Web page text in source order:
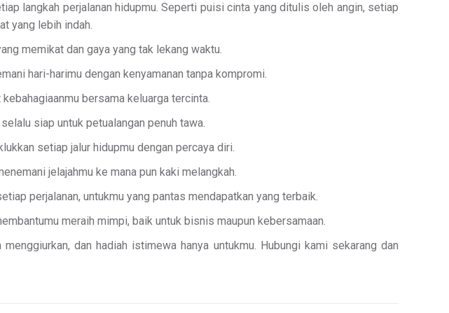
langkah perjalanan hidupmu. Seperti puisi cinta yang ditulis oleh angin, setiap
yang lebih indah.
memikat dan gaya yang tak lekang waktu.
hari-harimu dengan kenyamanan tanpa kompromi.
bersama keluarga tercinta.
siap untuk petualangan penuh tawa.
setiap jalur hidupmu dengan percaya diri.
jelajahmu ke mana pun kaki melangkah.
perjalanan, untukmu yang pantas mendapatkan yang terbaik.
meraih mimpi, baik untuk bisnis maupun kebersamaan.
dan hadiah istimewa hanya untukmu. Hubungi kami sekarang dan